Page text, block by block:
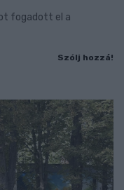
fogadott el a
Szólj hozzá!